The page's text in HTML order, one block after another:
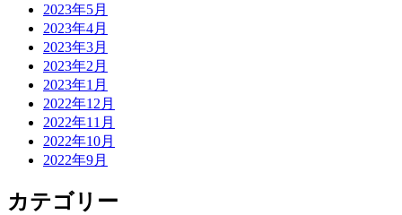
2023年5月
2023年4月
2023年3月
2023年2月
2023年1月
2022年12月
2022年11月
2022年10月
2022年9月
カテゴリー